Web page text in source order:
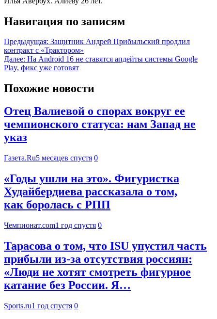
Навигация по записям
Предыдущая: Защитник Андрей Прибыльский продлил
контракт с «Трактором»
Далее: На Android 16 не ставятся апдейты системы Google
Play, фикс уже готовят
Похожие новости
Отец Валиевой о спорах вокруг ее
чемпионского статуса: нам Запад не
указ
Газета.Ru5 месяцев спустя 0
«Годы ушли на это». Фигуристка
Худайбердиева рассказала о том,
как боролась с РПП
Чемпионат.com1 год спустя 0
Тарасова о том, что ISU упустил часть
прибыли из-за отсутствия россиян:
«Люди не хотят смотреть фигурное
катание без России. Я…
Sports.ru1 год спустя 0